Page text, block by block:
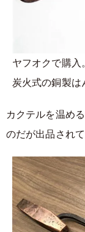
ヤフオクで購入
炭火式の銅製は
カクテルを温め
のだが出品され